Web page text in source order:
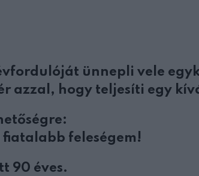
ünnepli vele
azzal, hogy teljesíti egy
feleségem!
90 éves.